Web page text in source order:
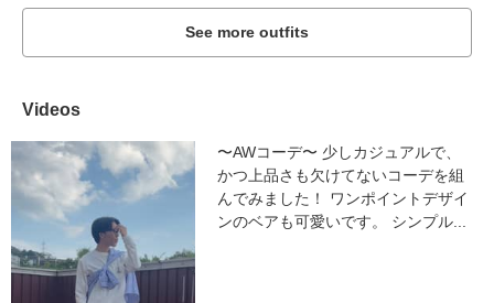
See more outfits
Videos
〜AWコーデ〜 少しカジュアルで、
かつ上品さも欠けてないコーデを組
んでみました！ ワンポイントデザイ
ンのベアも可愛いです。 シンプル...